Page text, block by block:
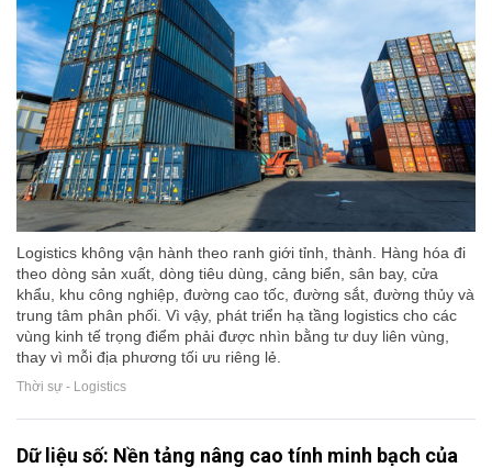
Logistics không vận hành theo ranh giới tỉnh, thành. Hàng hóa đi
theo dòng sản xuất, dòng tiêu dùng, cảng biển, sân bay, cửa
khẩu, khu công nghiệp, đường cao tốc, đường sắt, đường thủy và
trung tâm phân phối. Vì vậy, phát triển hạ tầng logistics cho các
vùng kinh tế trọng điểm phải được nhìn bằng tư duy liên vùng,
thay vì mỗi địa phương tối ưu riêng lẻ.
Thời sự - Logistics
Dữ liệu số: Nền tảng nâng cao tính minh bạch của